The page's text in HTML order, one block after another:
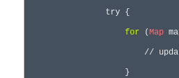
                try {
for (Map
                    }